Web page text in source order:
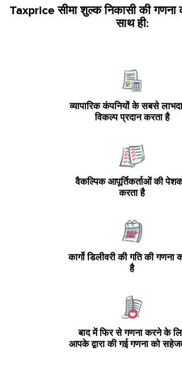
Taxprice सीमा शुल्क निकासी की
साथ ही:
व्यापारिक कंपनियों के सबसे
विकल्प प्रदान करता है
वैकल्पिक आपूर्तिकर्ताओं की
करता है
कार्गो डिलीवरी की गति की गणना
है
बाद में फिर से गणना करने के
आपके द्वारा की गई गणना को